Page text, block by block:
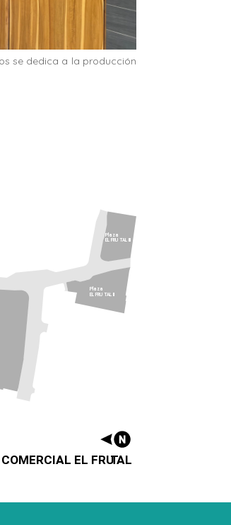
se dedica a la producción